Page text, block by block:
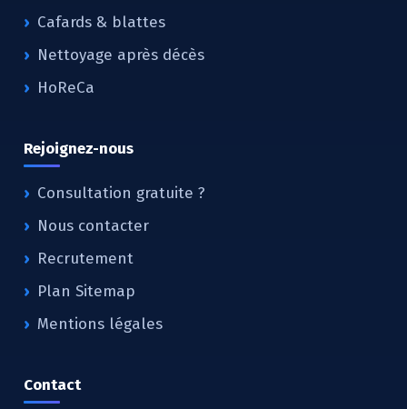
Cafards & blattes
Nettoyage après décès
HoReCa
Rejoignez-nous
Consultation gratuite ?
Nous contacter
Recrutement
Plan Sitemap
Mentions légales
Contact